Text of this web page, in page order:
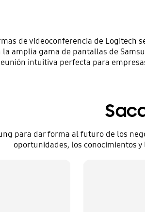
de videoconferencia de Logitech
amplia gama de pantallas de
intuitiva perfecta para
para dar forma al futuro de los
oportunidades, los conocimientos